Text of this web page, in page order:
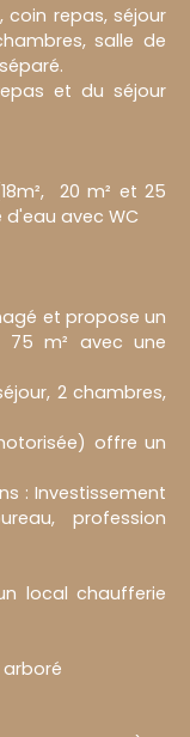
coin repas, séjour
salle de
et du séjour
20 m² et 25
d'eau avec WC
et propose un
m² avec une
2 chambres,
offre un
: Investissement
profession
local chaufferie